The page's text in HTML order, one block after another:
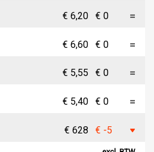
€ 6,20 € 0
€ 6,60 € 0
€ 5,55 € 0
€ 5,40 € 0
€ 628 € -5